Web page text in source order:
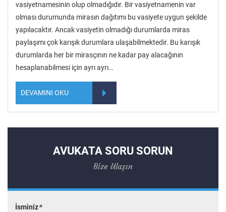
vasiyetnamesinin olup olmadığıdır. Bir vasiyetnamenin var
olması durumunda mirasın dağıtımı bu vasiyete uygun şekilde
yapılacaktır. Ancak vasiyetin olmadığı durumlarda miras
paylaşımı çok karışık durumlara ulaşabilmektedir. Bu karışık
durumlarda her bir mirasçının ne kadar pay alacağının
hesaplanabilmesi için ayrı ayrı…
DEVAMINI OKU
AVUKATA SORU SORUN
Bize Ulaşın
İsminiz*